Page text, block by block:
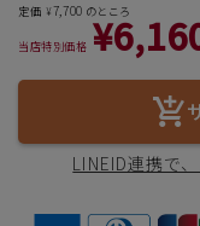
定価 ¥7,700 のところ
当店特別価格 ¥
LINEID連携で